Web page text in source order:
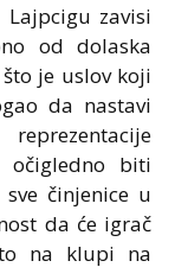
zavisi
od dolaska
je uslov koji
da nastavi
očigledno biti
činjenice u
da će igrač
na klupi na